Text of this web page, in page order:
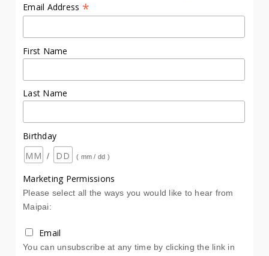
Email Address *
First Name
Last Name
Birthday
/ ( mm / dd )
Marketing Permissions
Please select all the ways you would like to hear from
Maipai:
Email
You can unsubscribe at any time by clicking the link in